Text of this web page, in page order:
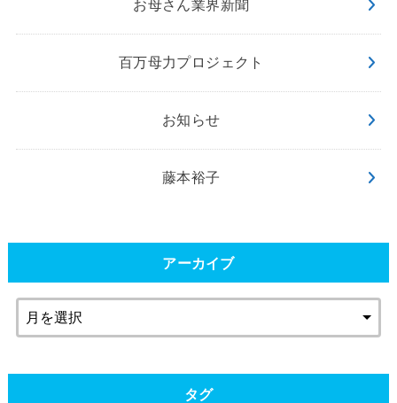
お母さん業界新聞
百万母力プロジェクト
お知らせ
藤本裕子
アーカイブ
タグ